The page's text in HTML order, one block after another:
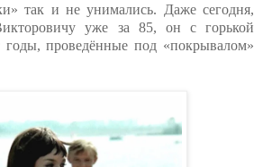
так и не унимались. Даже сегодня,
уже за 85, он с горькой
годы, проведённые под «покрывалом»